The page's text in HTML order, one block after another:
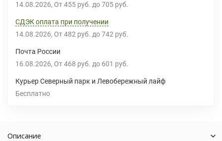
14.08.2026 От 455 руб. до 705 руб.
СДЭК оплата при получении
14.08.2026 От 482 руб. до 742 руб.
Почта России
16.08.2026 От 468 руб. до 601 руб.
Курьер Северный парк и Левобережный лайф
Бесплатно
Описание